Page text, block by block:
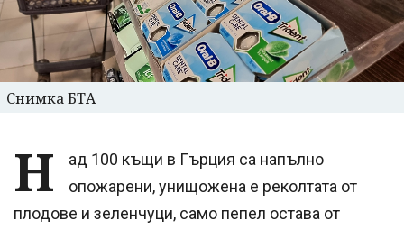
Снимка БТА
Н
ад 100 къщи в Гърция са напълно
опожарени, унищожена е реколтата от
плодове и зеленчуци, само пепел остава от